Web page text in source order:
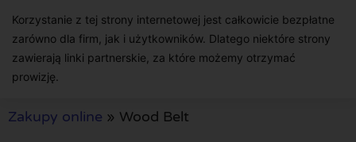
Korzystanie z tej strony internetowej jest całkowicie bezpłatne
zarówno dla firm, jak i użytkowników. Dlatego niektóre strony
zawierają linki partnerskie, za które możemy otrzymać
prowizję.
Zakupy online » Wood Belt